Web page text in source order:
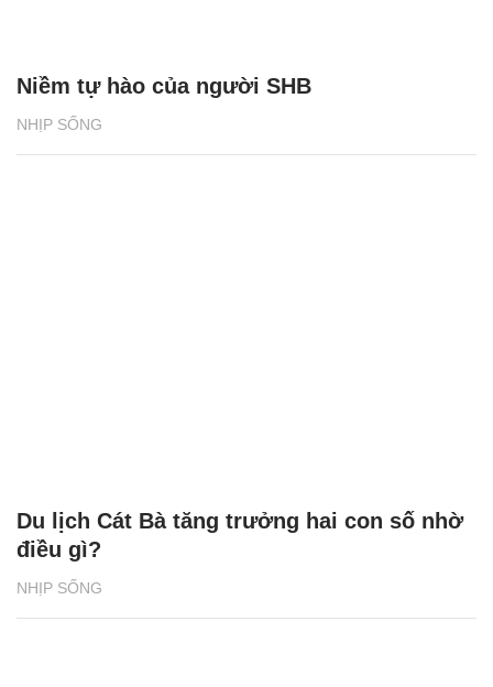
NHỊP SỐNG
Niềm tự hào của người SHB
NHỊP SỐNG
Du lịch Cát Bà tăng trưởng hai con số nhờ
điều gì?